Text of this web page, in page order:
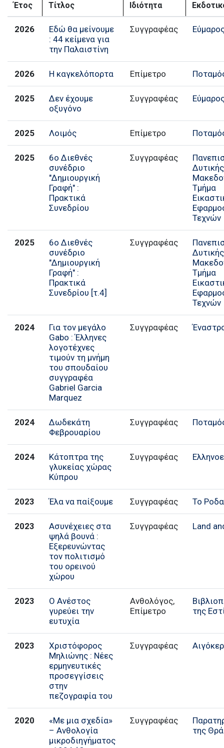
Έτος Τίτλος Ιδιότητα
2026
Εδώ θα μείνουμε
: 44 κείμενα για
την Παλαιστίνη
Συγγραφέας
2026 Η καγκελόπορτα Επίμετρο
2025
Δεν έχουμε
οξυγόνο
Συγγραφέας
2025 Λοιμός Επίμετρο
2025
6ο Διεθνές
συνέδριο
"Δημιουργική
Γραφή" :
Πρακτικά
Συνεδρίου
Συγγραφέας
Δυτικής
Τμήμα
Τεχνών
2025
6ο Διεθνές
συνέδριο
"Δημιουργική
Γραφή" :
Πρακτικά
Συνεδρίου [τ.4]
Συγγραφέας
Δυτικής
Τμήμα
Τεχνών
2024
Για τον μεγάλο
Gabo : Έλληνες
λογοτέχνες
τιμούν τη μνήμη
του σπουδαίου
συγγραφέα
Gabriel Garcia
Marquez
Συγγραφέας
2024
Δωδεκάτη
Φεβρουαρίου
Συγγραφέας
2024
Κάτοπτρα της
γλυκείας χώρας
Κύπρου
Συγγραφέας
2023 Έλα να παίξουμε Συγγραφέας Το
2023
Ασυνέχειες στα
ψηλά βουνά :
Εξερευνώντας
τον πολιτισμό
του ορεινού
χώρου
Συγγραφέας Land
2023
Ο Ανέστος
γυρεύει την
ευτυχία
Ανθολόγος,
Επίμετρο
της
2023
Χριστόφορος
Μηλιώνης : Νέες
ερμηνευτικές
προσεγγίσεις
στην
πεζογραφία του
Συγγραφέας
2020
«Με μια σχεδία»
– Ανθολογία
μικροδιηγήματος
της